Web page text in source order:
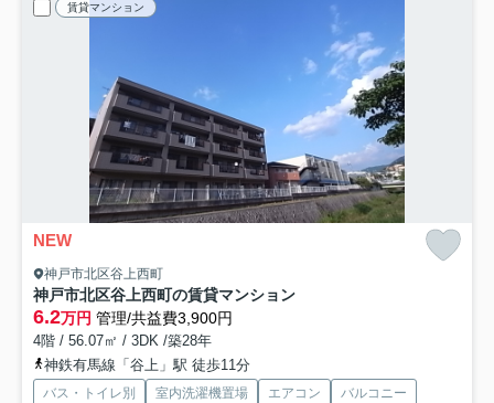
賃貸マンション
NEW
神戸市北区谷上西町
神戸市北区谷上西町の賃貸マンション
6.2万円 管理/共益費3,900円
4階 / 56.07㎡ / 3DK /築28年
神鉄有馬線「谷上」駅 徒歩11分
バス・トイレ別 室内洗濯機置場 エアコン
バルコニー